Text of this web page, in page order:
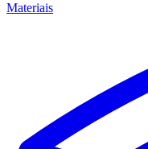
Materiais